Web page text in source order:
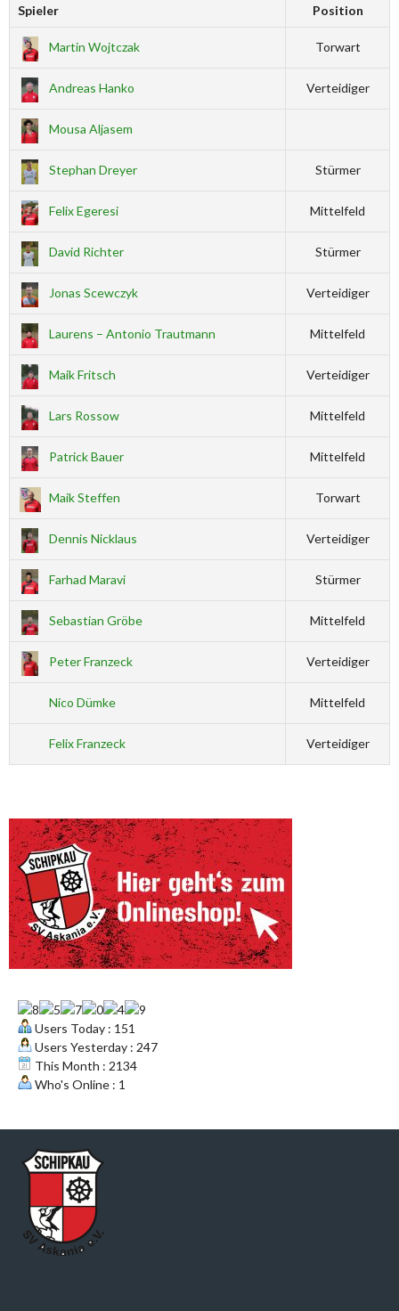
Spieler Position
Martin Wojtczak Torwart
Andreas Hanko Verteidiger
Mousa Aljasem
Stephan Dreyer Stürmer
Felix Egeresi Mittelfeld
David Richter Stürmer
Jonas Scewczyk Verteidiger
Laurens – Antonio Trautmann Mittelfeld
Maik Fritsch Verteidiger
Lars Rossow Mittelfeld
Patrick Bauer Mittelfeld
Maik Steffen Torwart
Dennis Nicklaus Verteidiger
Farhad Maravi Stürmer
Sebastian Gröbe Mittelfeld
Peter Franzeck Verteidiger
Nico Dümke Mittelfeld
Felix Franzeck Verteidiger
Users Today : 151
Users Yesterday : 247
This Month : 2134
Who's Online : 1